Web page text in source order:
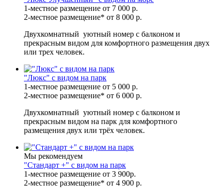
1-местное размещение от 7 000 р.
2-местное размещение* от 8 000 р.
Двухкомнатный уютный номер с балконом и
прекрасным видом для комфортного размещения двух
или трех человек.
"Люкс" с видом на парк
1-местное размещение от 5 000 р.
2-местное размещение* от 6 000 р.
Двухкомнатный уютный номер с балконом и
прекрасным видом на парк для комфортного
размещения двух или трёх человек.
Мы рекомендуем
"Стандарт +" с видом на парк
1-местное размещение от 3 900р.
2-местное размещение* от 4 900 р.